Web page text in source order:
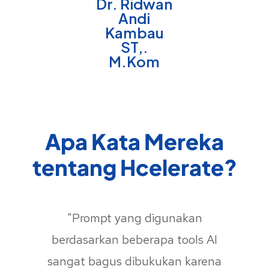
Dr. Ridwan
Andi
Kambau
ST,.
M.Kom
Apa Kata Mereka
tentang Hcelerate?
"Prompt yang digunakan
berdasarkan beberapa tools AI
sangat bagus dibukukan karena